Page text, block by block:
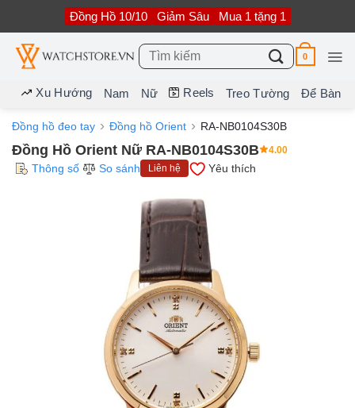
nội
dung
Đồng Hồ 10/10 Giảm Sâu Mua 1 tặng 1
Tìm
kiếm:
0
Xu Hướng Nam Nữ Reels Treo Tường Để Bàn
Đồng hồ đeo tay Đồng hồ Orient RA-NB0104S30B
Đồng Hồ Orient Nữ RA-NB0104S30B 4.00
Thông số So sánh Liên hệ Yêu thích